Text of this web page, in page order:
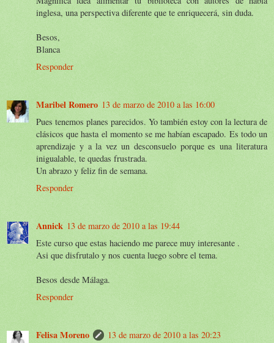
inglesa, una perspectiva diferente que te enriquecerá, sin duda.
Besos,
Blanca
Responder
Maribel Romero 13 de marzo de 2010 a las 16:00
Pues tenemos planes parecidos. Yo también estoy con la lectura de
clásicos que hasta el momento se me habían escapado. Es todo un
aprendizaje y a la vez un desconsuelo porque es una literatura
inigualable, te quedas frustrada.
Un abrazo y feliz fin de semana.
Responder
Annick 13 de marzo de 2010 a las 19:44
Este curso que estas haciendo me parece muy interesante .
Asi que disfrutalo y nos cuenta luego sobre el tema.
Besos desde Málaga.
Responder
Felisa Moreno
13 de marzo de 2010 a las 20:23